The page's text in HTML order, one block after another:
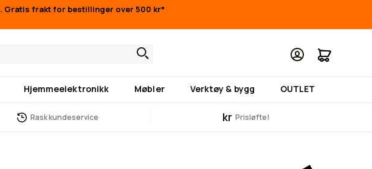
. Gratis frakt for bestillinger over 500 kr*
Min
Hjemmeelektronikk Møbler Verktøy & bygg OUTLET
Rask kundeservice kr Prisløfte!